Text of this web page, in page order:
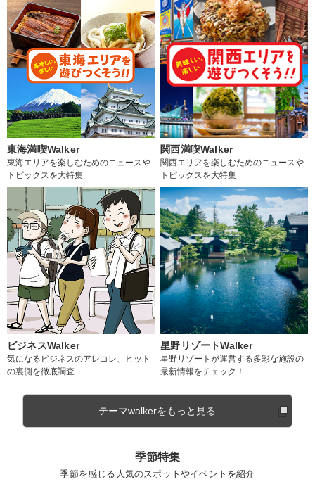
東海満喫Walker
東海エリアを楽しむためのニュースや
トピックスを大特集
関西満喫Walker
関西エリアを楽しむためのニュースや
トピックスを大特集
ビジネスWalker
気になるビジネスのアレコレ、ヒット
の裏側を徹底調査
星野リゾートWalker
星野リゾートが運営する多彩な施設の
最新情報をチェック！
テーマwalkerをもっと見る
季節特集
季節を感じる人気のスポットやイベントを紹介